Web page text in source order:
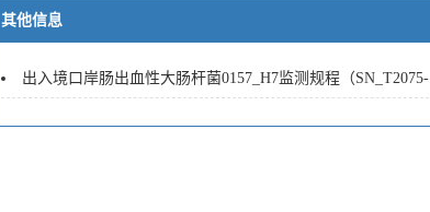
其他信息
出入境口岸肠出血性大肠杆菌0157_H7监测规程（SN_T2075-2008）